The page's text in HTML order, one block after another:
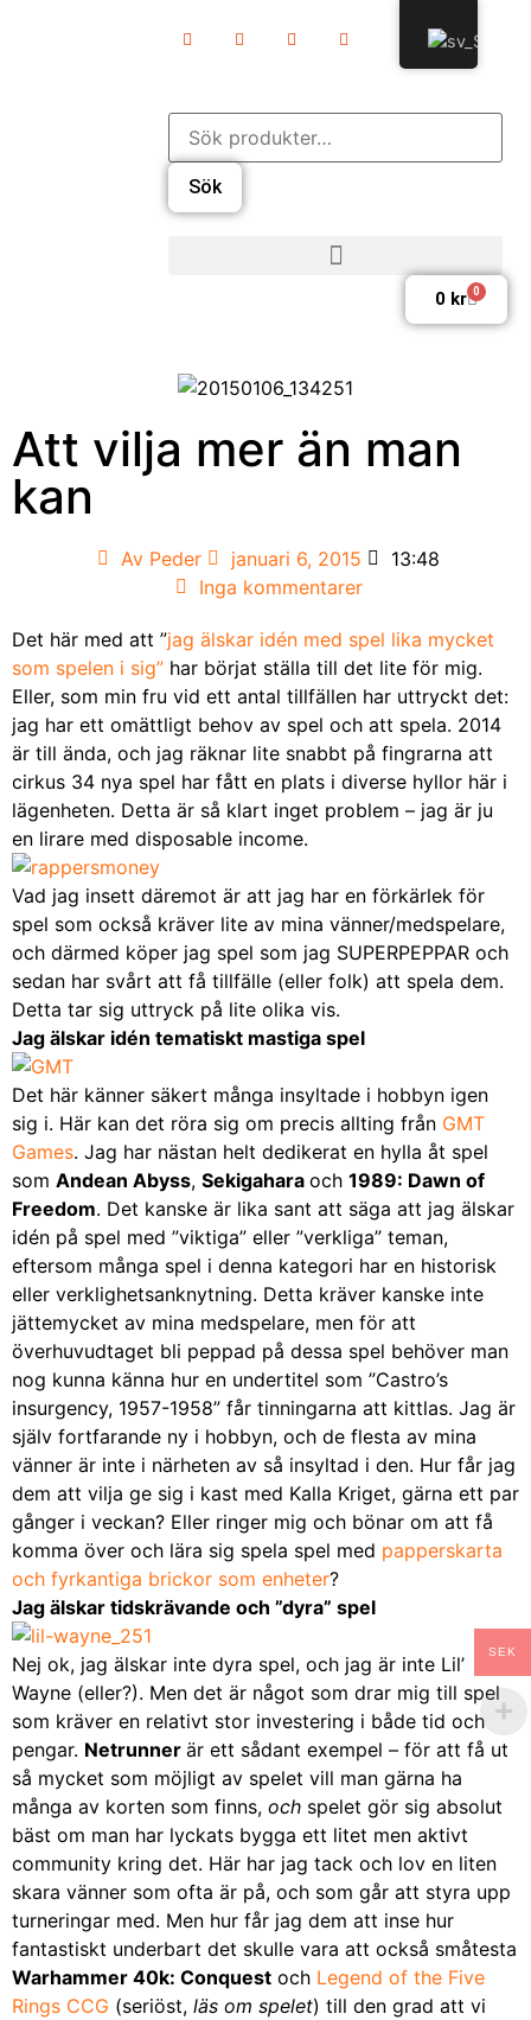
Sök
0 kr 0
Att vilja mer än man
kan
Av Peder januari 6, 2015
13:48
Inga kommentarer
Det här med att ”jag älskar idén med spel lika mycket
som spelen i sig” har börjat ställa till det lite för mig.
Eller, som min fru vid ett antal tillfällen har uttryckt det:
jag har ett omättligt behov av spel och att spela. 2014
är till ända, och jag räknar lite snabbt på fingrarna att
cirkus 34 nya spel har fått en plats i diverse hyllor här i
lägenheten. Detta är så klart inget problem – jag är ju
en lirare med disposable income.
Vad jag insett däremot är att jag har en förkärlek för
spel som också kräver lite av mina vänner/medspelare,
och därmed köper jag spel som jag SUPERPEPPAR och
sedan har svårt att få tillfälle (eller folk) att spela dem.
Detta tar sig uttryck på lite olika vis.
Jag älskar idén tematiskt mastiga spel
Det här känner säkert många insyltade i hobbyn igen
sig i. Här kan det röra sig om precis allting från GMT
Games. Jag har nästan helt dedikerat en hylla åt spel
som Andean Abyss, Sekigahara och 1989: Dawn of
Freedom. Det kanske är lika sant att säga att jag älskar
idén på spel med ”viktiga” eller ”verkliga” teman,
eftersom många spel i denna kategori har en historisk
eller verklighetsanknytning. Detta kräver kanske inte
jättemycket av mina medspelare, men för att
överhuvudtaget bli peppad på dessa spel behöver man
nog kunna känna hur en undertitel som ”Castro’s
insurgency, 1957-1958” får tinningarna att kittlas. Jag är
själv fortfarande ny i hobbyn, och de flesta av mina
vänner är inte i närheten av så insyltad i den. Hur får jag
dem att vilja ge sig i kast med Kalla Kriget, gärna ett par
gånger i veckan? Eller ringer mig och bönar om att få
komma över och lära sig spela spel med papperskarta
och fyrkantiga brickor som enheter?
Jag älskar tidskrävande och ”dyra” spel
Nej ok, jag älskar inte dyra spel, och jag är inte Lil’
Wayne (eller?). Men det är något som drar mig till spel
som kräver en relativt stor investering i både tid och
pengar. Netrunner är ett sådant exempel – för att få ut
så mycket som möjligt av spelet vill man gärna ha
många av korten som finns, och spelet gör sig absolut
bäst om man har lyckats bygga ett litet men aktivt
community kring det. Här har jag tack och lov en liten
skara vänner som ofta är på, och som går att styra upp
turneringar med. Men hur får jag dem att inse hur
fantastiskt underbart det skulle vara att också småtesta
Warhammer 40k: Conquest och Legend of the Five
Rings CCG (seriöst, läs om spelet) till den grad att vi
SEK